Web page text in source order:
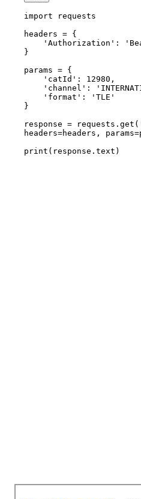
import requests
headers = {
'Authorization':
}
params = {
    'catId': 12980,
'channel':
    'format': 'TLE'
}
response =
headers=headers,
print(response.text)